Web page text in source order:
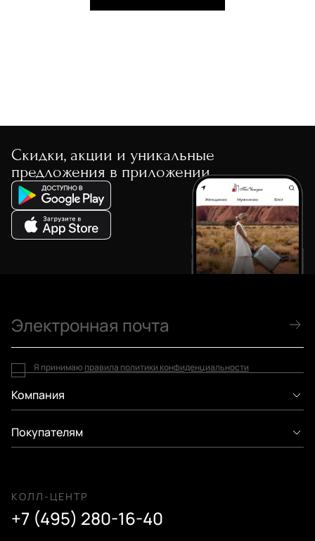
Скидки, акции и уникальные
предложения в приложении
Компания
Покупателям
КОЛЛ-ЦЕНТР
+7 (495) 280-16-40
Я принимаю правила политики конфиденциальности